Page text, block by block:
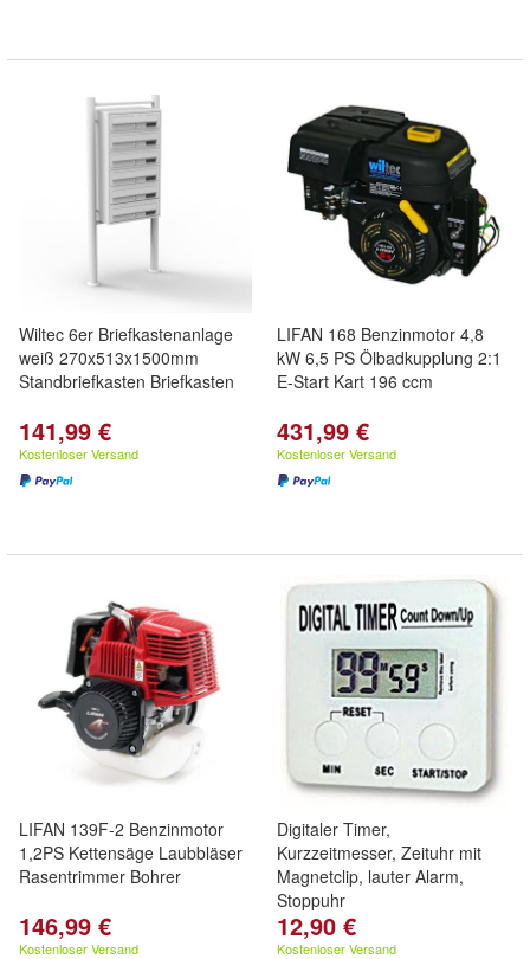
Wiltec 6er Briefkastenanlage
weiß 270x513x1500mm
Standbriefkasten Briefkasten
141,99 €
Kostenloser Versand
LIFAN 168 Benzinmotor 4,8
kW 6,5 PS Ölbadkupplung 2:1
E-Start Kart 196 ccm
431,99 €
Kostenloser Versand
LIFAN 139F-2 Benzinmotor
1,2PS Kettensäge Laubbläser
Rasentrimmer Bohrer
146,99 €
Kostenloser Versand
Digitaler Timer,
Kurzzeitmesser, Zeituhr mit
Magnetclip, lauter Alarm,
Stoppuhr
12,90 €
Kostenloser Versand